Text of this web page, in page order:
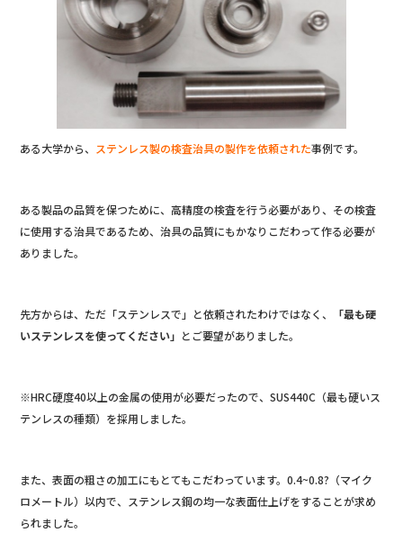
ある大学から、 ステンレス製の検査治具の製作を依頼された事例です。
ある製品の品質を保つために、高精度の検査を行う必要があり、その検査
に使用する治具であるため、治具の品質にもかなりこだわって作る必要が
ありました。
先方からは、ただ「ステンレスで」と依頼されたわけではなく、
「最も硬
いステンレスを使ってください」 とご要望がありました。
※HRC硬度40以上の金属の使用が必要だったので、SUS440C（最も硬いス
テンレスの種類）を採用しました。
また、表面の粗さの加工にもとてもこだわっています。0.4~0.8?（マイク
ロメートル）以内で、ステンレス鋼の均一な表面仕上げをすることが求め
られました。